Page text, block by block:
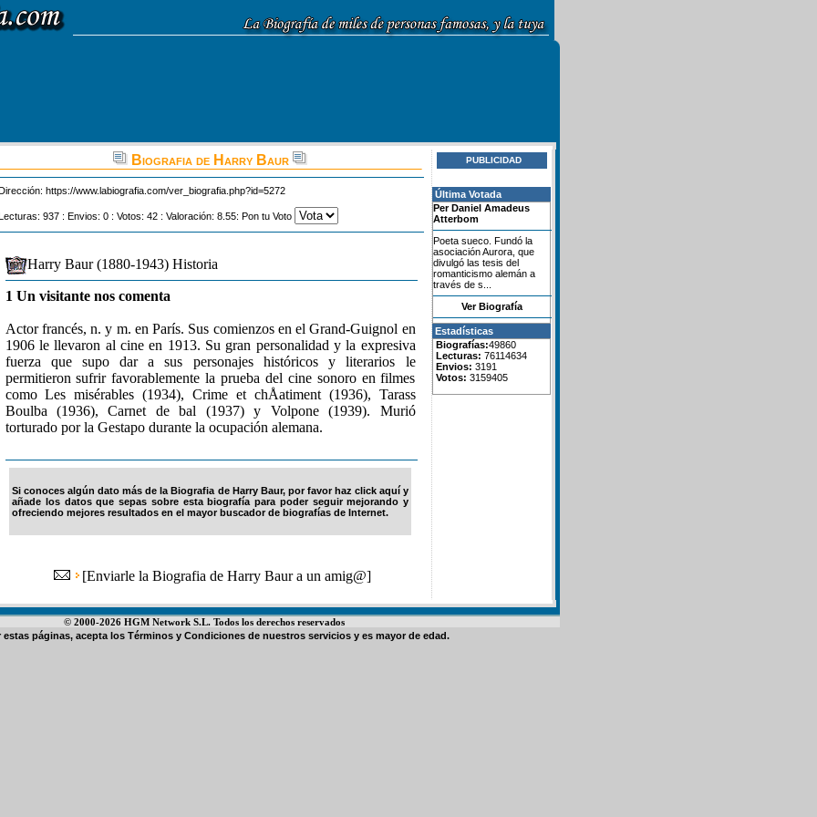
Biografia de Harry Baur
https://www.labiografia.com/ver_biografia.php?id=5272
937 : Envios: 0 : Votos: 42 : Valoración: 8.55: Pon tu Voto
Harry Baur (1880-1943) Historia
1 Un visitante nos comenta
Actor francés, n. y m. en París. Sus comienzos en el Grand-Guignol en
1906 le llevaron al cine en 1913. Su gran personalidad y la expresiva
fuerza que supo dar a sus personajes históricos y literarios le
permitieron sufrir favorablemente la prueba del cine sonoro en filmes
como Les misérables (1934), Crime et chÅatiment (1936), Tarass
Boulba (1936), Carnet de bal (1937) y Volpone (1939). Murió
torturado por la Gestapo durante la ocupación alemana.
Si conoces algún dato más de la Biografia de Harry Baur, por favor haz click aquí y
añade los datos que sepas sobre esta biografía para poder seguir mejorando y
ofreciendo mejores resultados en el mayor buscador de biografías de Internet.
[Enviarle la Biografia de Harry Baur a un amig@]
PUBLICIDAD
Última Votada
Per Daniel Amadeus
Atterbom
Poeta sueco. Fundó la
asociación Aurora, que
divulgó las tesis del
romanticismo alemán a
través de s...
Ver Biografía
Estadísticas
Biografías:49860
Lecturas: 76114634
Envios: 3191
Votos: 3159405
© 2000-2026 HGM Network S.L. Todos los derechos reservados
estas páginas, acepta los Términos y Condiciones de nuestros servicios y es mayor de edad.